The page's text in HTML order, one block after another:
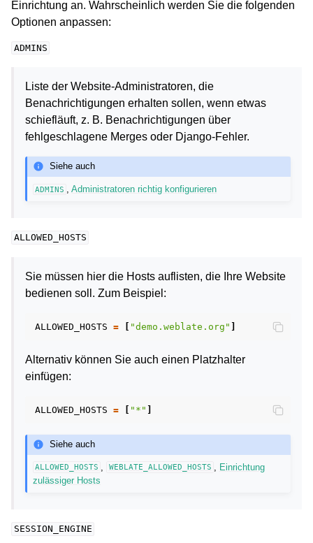
Einrichtung an. Wahrscheinlich werden Sie die folgenden
Optionen anpassen:
ADMINS
Liste der Website-Administratoren, die
Benachrichtigungen erhalten sollen, wenn etwas
schiefläuft, z. B. Benachrichtigungen über
fehlgeschlagene Merges oder Django-Fehler.
Siehe auch
ADMINS ,Administratoren richtig konfigurieren
ALLOWED_HOSTS
Sie müssen hier die Hosts auflisten, die Ihre Website
bedienen soll. Zum Beispiel:
ALLOWED_HOSTS = [ "demo.weblate.org" ]
Alternativ können Sie auch einen Platzhalter
einfügen:
ALLOWED_HOSTS = [ "*" ]
Siehe auch
ALLOWED_HOSTS WEBLATE_ALLOWED_HOSTS
Einrichtung
zulässiger Hosts
SESSION_ENGINE